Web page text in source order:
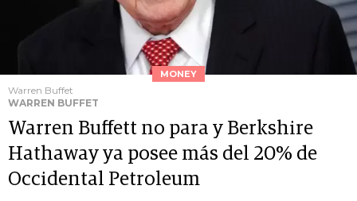
MONEY
Warren Buffet
WARREN BUFFET
Warren Buffett no para y Berkshire
Hathaway ya posee más del 20% de
Occidental Petroleum